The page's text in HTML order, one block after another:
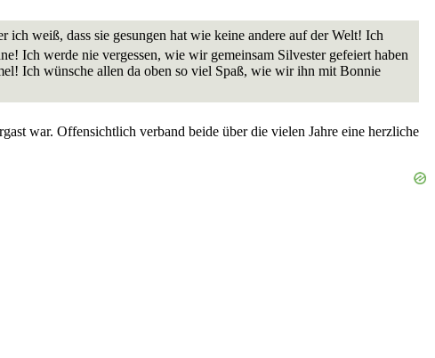
weiß, dass sie gesungen hat wie keine andere auf der Welt! Ich
Ich werde nie vergessen, wie wir gemeinsam Silvester gefeiert haben
Ich wünsche allen da oben so viel Spaß, wie wir ihn mit Bonnie
war. Offensichtlich verband beide über die vielen Jahre eine herzliche